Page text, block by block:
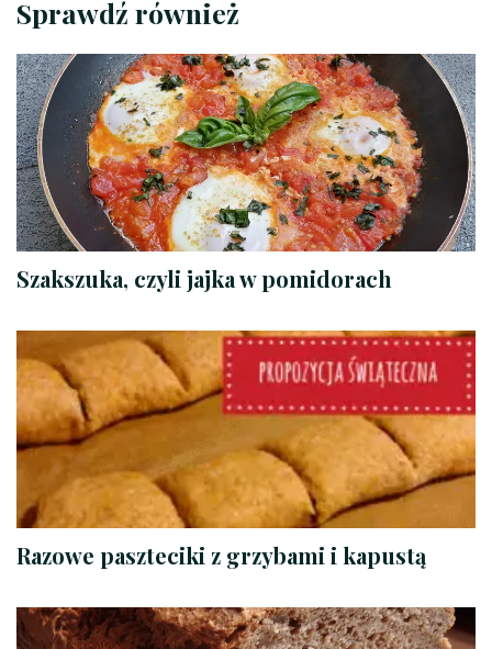
Sprawdź również
Szakszuka, czyli jajka w pomidorach
Razowe paszteciki z grzybami i kapustą